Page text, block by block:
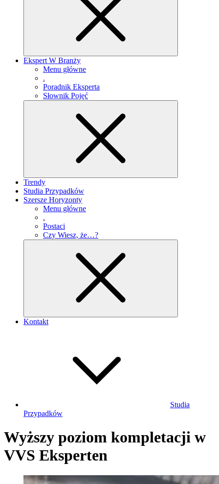
Ekspert W Branży
Menu główne
.
Poradnik Eksperta
Słownik Pojęć
Trendy
Studia Przypadków
Szersze Horyzonty
Menu główne
.
Postaci
Czy Wiesz, że…?
Kontakt
Studia
Przypadków
Wyższy poziom kompletacji w
VVS Eksperten